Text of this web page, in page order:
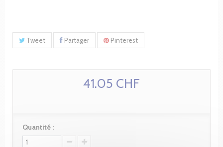
Tweet Partager Pinterest
41.05 CHF
Quantité :